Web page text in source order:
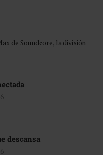
de Soundcore, la división
descansa